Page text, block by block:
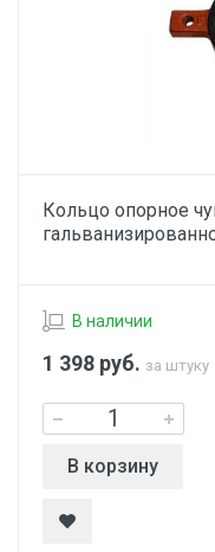
Кольцо опорное
В наличии
1 398 руб. за штуку
В корзину